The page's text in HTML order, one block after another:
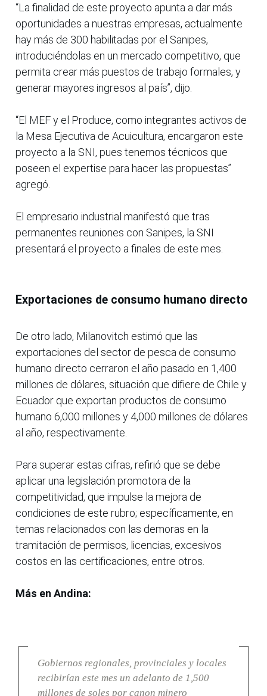
“La finalidad de este proyecto apunta a dar más
oportunidades a nuestras empresas, actualmente
hay más de 300 habilitadas por el Sanipes,
introduciéndolas en un mercado competitivo, que
permita crear más puestos de trabajo formales, y
generar mayores ingresos al país”, dijo.
“El MEF y el Produce, como integrantes activos de
la Mesa Ejecutiva de Acuicultura, encargaron este
proyecto a la SNI, pues tenemos técnicos que
poseen el expertise para hacer las propuestas”
agregó.
El empresario industrial manifestó que tras
permanentes reuniones con Sanipes, la SNI
presentará el proyecto a finales de este mes.
Exportaciones de consumo humano directo
De otro lado, Milanovitch estimó que las
exportaciones del sector de pesca de consumo
humano directo cerraron el año pasado en 1,400
millones de dólares, situación que difiere de Chile y
Ecuador que exportan productos de consumo
humano 6,000 millones y 4,000 millones de dólares
al año, respectivamente.
Para superar estas cifras, refirió que se debe
aplicar una legislación promotora de la
competitividad, que impulse la mejora de
condiciones de este rubro; específicamente, en
temas relacionados con las demoras en la
tramitación de permisos, licencias, excesivos
costos en las certificaciones, entre otros.
Más en Andina:
Gobiernos regionales, provinciales y locales
recibirían este mes un adelanto de 1,500
millones de soles por canon minero